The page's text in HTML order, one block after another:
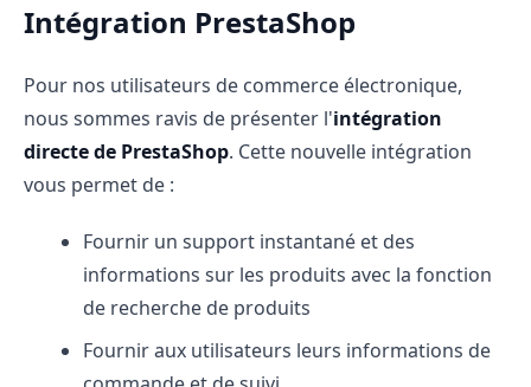
Intégration PrestaShop
Pour nos utilisateurs de commerce électronique,
nous sommes ravis de présenter l'intégration
directe de PrestaShop. Cette nouvelle intégration
vous permet de :
Fournir un support instantané et des
informations sur les produits avec la fonction
de recherche de produits
Fournir aux utilisateurs leurs informations de